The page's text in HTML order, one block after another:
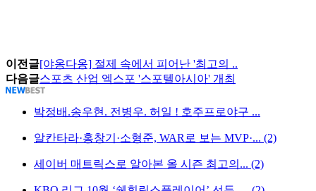
이전글[야옹다옹] 절제 속에서 피어난 '최고의 ..
다음글스포츠 산업 엑스포 '스포텔아시아' 개최
박정배.송우현. 전병우. 허일 ! 호주프로야구 ...
알칸타라·홍창기·소형준, WAR로 보는 MVP·... (2)
세이버 매트릭스로 알아본 올 시즌 최고의... (2)